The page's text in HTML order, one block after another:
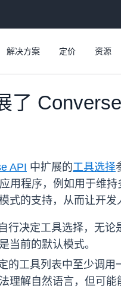
解决方案 定价 资源
了
API 中扩展的工具选择
用程序，例如用于维
式的支持，从而让开
行决定工具选择，无
当前的默认模式。
的工具列表中至少调
理解自然语言，但可能